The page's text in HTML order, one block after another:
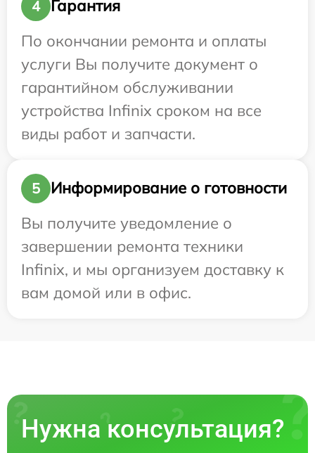
4
Гарантия
По окончании ремонта и оплаты
услуги Вы получите документ о
гарантийном обслуживании
устройства Infinix сроком на все
виды работ и запчасти.
5
Информирование о готовности
Вы получите уведомление о
завершении ремонта техники
Infinix, и мы организуем доставку к
вам домой или в офис.
Нужна консультация?